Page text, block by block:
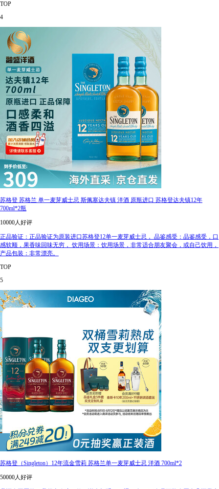
TOP
4
苏格登 苏格兰 单一麦芽威士忌 斯佩塞达夫镇 洋酒 原瓶进口 苏格登达夫镇12年
700ml*2瓶
10000人好评
正品验证：正品验证为原装进口苏格登12单一麦芽威士忌， 品鉴感受：品鉴感受，口
感软顺，果香味回味无穷， 饮用场景：饮用场景，非常适合朋友聚会，或自己饮用，
产品包装：非常漂亮。
TOP
5
苏格登（Singleton）12年流金雪莉 苏格兰单一麦芽威士忌 洋酒 700ml*2
50000人好评